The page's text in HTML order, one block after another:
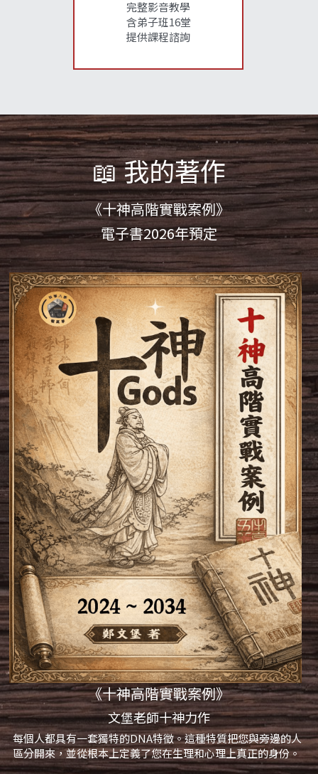
完整影音教學
含弟子班16堂
提供課程諮詢
📖 我的著作
《十神高階實戰案例》
電子書2026年預定
《十神高階實戰案例》
文堡老師十神力作
每個人都具有一套獨特的DNA特徵。這種特質把您與旁邊的人
區分開來，並從根本上定義了您在生理和心理上真正的身份。